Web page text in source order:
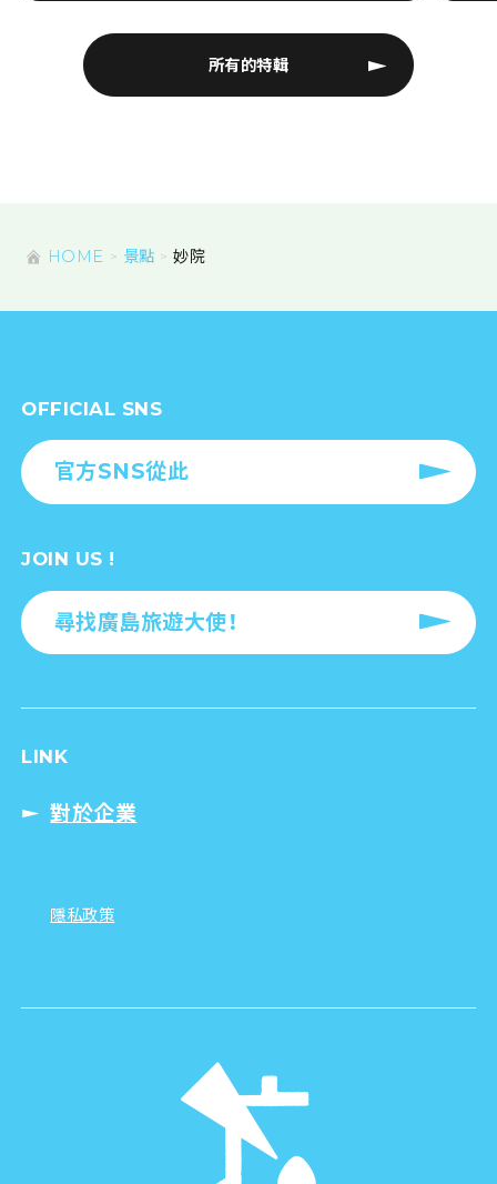
所有的特輯
HOME 景點 妙院
OFFICIAL SNS
官方SNS從此
JOIN US !
尋找廣島旅遊大使！
LINK
對於企業
隱私政策